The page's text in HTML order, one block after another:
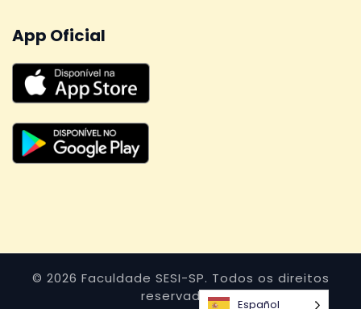
App Oficial
© 2026 Faculdade SESI-SP. Todos os direitos
reservados.
Español